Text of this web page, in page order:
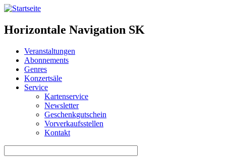
Horizontale Navigation SK
Veranstaltungen
Abonnements
Genres
Konzertsäle
Service
Kartenservice
Newsletter
Geschenkgutschein
Vorverkaufsstellen
Kontakt